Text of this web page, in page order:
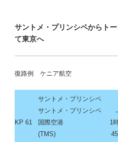
サントメ・プリンシペからト
て東京へ
復路例 ケニア航空
KP 61
サントメ・プリンシペ
サントメ・プリンシペ
国際空港
(TMS)
1